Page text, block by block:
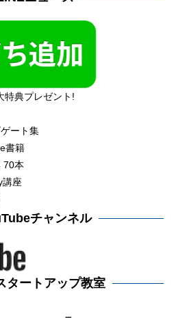
特典プレゼント!
ート集
書籍
70本
講座
チャンネル
タートアップ教室